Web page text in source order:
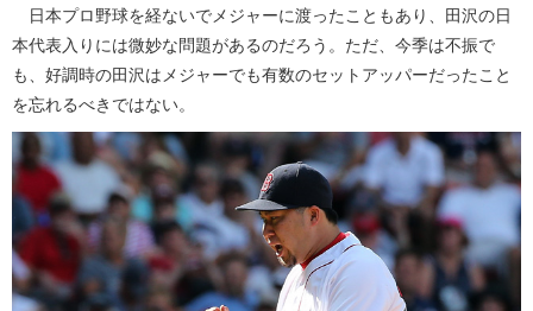
日本プロ野球を経ないでメジャーに渡ったこともあり、田沢の日
本代表入りには微妙な問題があるのだろう。ただ、今季は不振で
も、好調時の田沢はメジャーでも有数のセットアッパーだったこと
を忘れるべきではない。